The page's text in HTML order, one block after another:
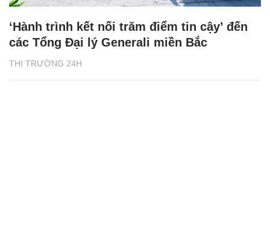
THỊ TRƯỜNG 24H
‘Hành trình kết nối trăm điểm tin cậy’ đến
các Tổng Đại lý Generali miền Bắc